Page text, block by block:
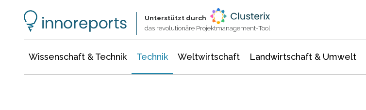
Unterstützt durch
das revolutionäre Projektmanagement-Tool
Wissenschaft & Technik Technik Weltwirtschaft Landwirtschaft & Umwelt